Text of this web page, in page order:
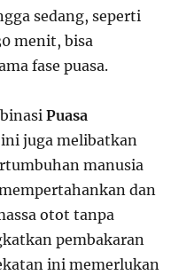
sedang, seperti
menit, bisa
fase puasa.
Puasa
ini juga melibatkan
manusia
dan
otot tanpa
pembakaran
ini memerlukan